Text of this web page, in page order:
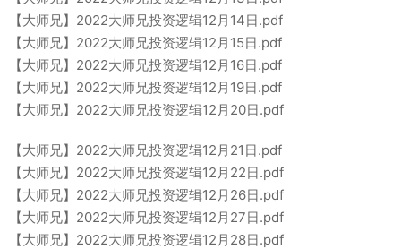
【大师兄】2022大师兄投资逻辑12月14日.pdf
【大师兄】2022大师兄投资逻辑12月15日.pdf
【大师兄】2022大师兄投资逻辑12月16日.pdf
【大师兄】2022大师兄投资逻辑12月19日.pdf
【大师兄】2022大师兄投资逻辑12月20日.pdf
【大师兄】2022大师兄投资逻辑12月21日.pdf
【大师兄】2022大师兄投资逻辑12月22日.pdf
【大师兄】2022大师兄投资逻辑12月26日.pdf
【大师兄】2022大师兄投资逻辑12月27日.pdf
【大师兄】2022大师兄投资逻辑12月28日.pdf